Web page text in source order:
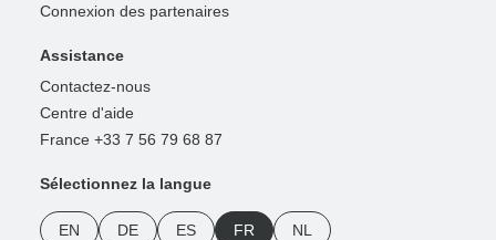
Connexion des partenaires
Assistance
Contactez-nous
Centre d'aide
France +33 7 56 79 68 87
Sélectionnez la langue
EN DE ES FR NL